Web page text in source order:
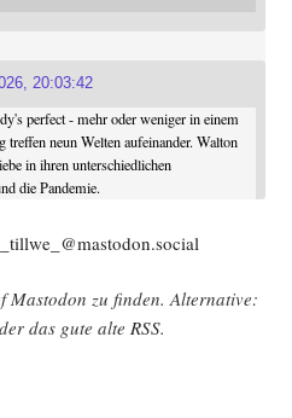
20:03:42
perfect - mehr oder weniger in einem
neun Welten aufeinander. Walton
in ihren unterschiedlichen
die Pandemie.
zu fin­den. Alter­na­ti­ve:
das gute alte RSS.